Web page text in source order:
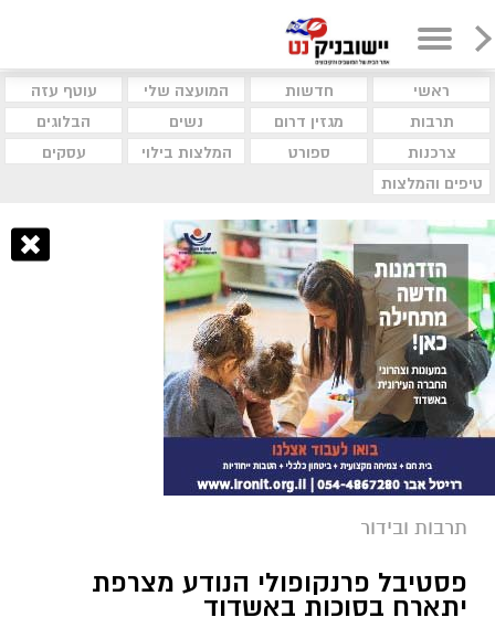
ראשי חדשות המועצה שלי
עוטף עזה
תרבות
מגזין דרום נשים
הבלוגים
צרכנות
ספורט המלצות בילוי
עסקים
טיפים והמלצות
תרבות ובידור
פסטיבל פרנקופולי הנודע מצרפת
יתארח בסוכות באשדוד